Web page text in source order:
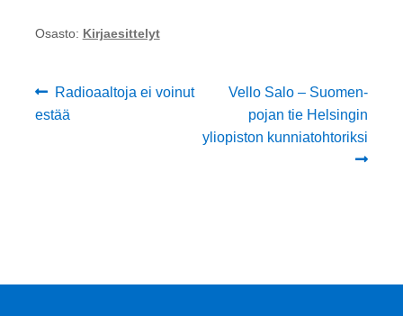
Osasto: Kirjaesittelyt
Artikkelien
selaus
Edellinen
artikkeli
Radioaaltoja ei voinut
estää
Seuraava
artikkeli:
Vello Salo – Suomen-
pojan tie Helsingin
yliopiston kunniatohtoriksi